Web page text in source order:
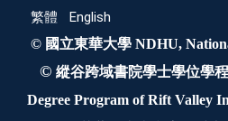
繁體 English
© 國立東華大學 NDHU,
© 縱谷跨域書院學士學位學
Degree Program of Rift Valley